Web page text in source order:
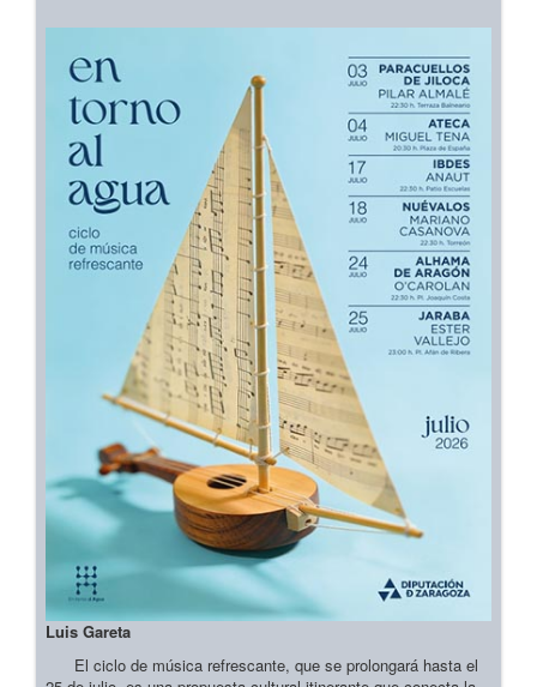
Luis Gareta
El ciclo de música refrescante, que se prolongará hasta el